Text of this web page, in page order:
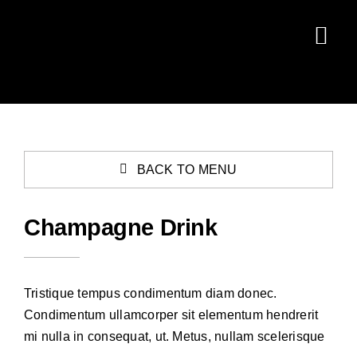
Kontakt
BACK TO MENU
Champagne Drink
Tristique tempus condimentum diam donec.
Condimentum ullamcorper sit elementum hendrerit
mi nulla in consequat, ut. Metus, nullam scelerisque